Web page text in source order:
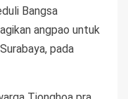
Bangsa
angpao untuk
pada